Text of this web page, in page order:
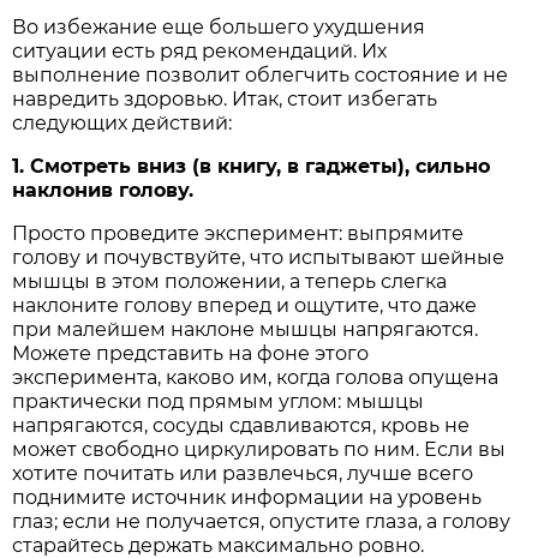
Во избежание еще большего ухудшения
ситуации есть ряд рекомендаций. Их
выполнение позволит облегчить состояние и не
навредить здоровью. Итак, стоит избегать
следующих действий:
1. Смотреть вниз (в книгу, в гаджеты), сильно
наклонив голову.
Просто проведите эксперимент: выпрямите
голову и почувствуйте, что испытывают шейные
мышцы в этом положении, а теперь слегка
наклоните голову вперед и ощутите, что даже
при малейшем наклоне мышцы напрягаются.
Можете представить на фоне этого
эксперимента, каково им, когда голова опущена
практически под прямым углом: мышцы
напрягаются, сосуды сдавливаются, кровь не
может свободно циркулировать по ним. Если вы
хотите почитать или развлечься, лучше всего
поднимите источник информации на уровень
глаз; если не получается, опустите глаза, а голову
старайтесь держать максимально ровно.